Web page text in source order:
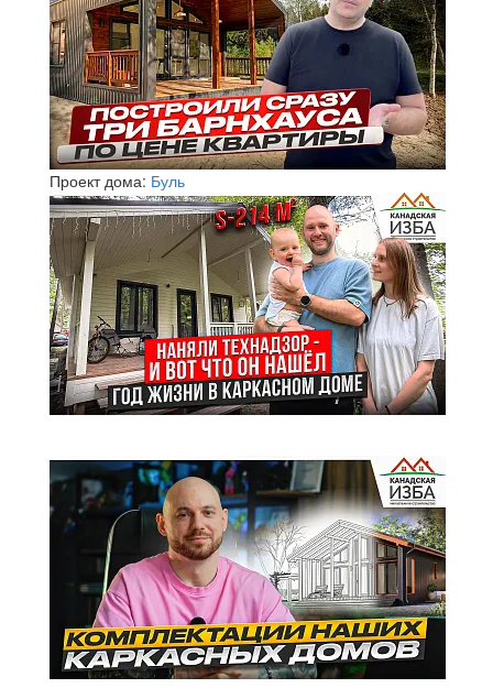
Проект дома: Буль